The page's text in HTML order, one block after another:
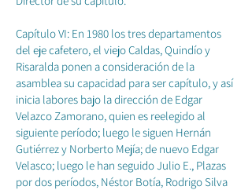
Capítulo VI: En 1980 los tres departamentos
del eje cafetero, el viejo Caldas, Quindío y
Risaralda ponen a consideración de la
asamblea su capacidad para ser capítulo, y así
inicia labores bajo la dirección de Edgar
Velazco Zamorano, quien es reelegido al
siguiente período; luego le siguen Hernán
Gutiérrez y Norberto Mejía; de nuevo Edgar
Velasco; luego le han seguido Julio E., Plazas
por dos períodos, Néstor Botía, Rodrigo Silva